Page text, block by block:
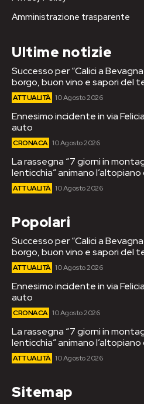
Amministrazione trasparente
Ultime notizie
Successo per “Calici a
borgo, buon vino e sapori del
ATTUALITÀ 10 Agosto 2026
Ennesimo incidente in via
auto
CRONACA 10 Agosto 2026
La rassegna “7 giorni in
lenticchia” animano
ATTUALITÀ 10 Agosto 2026
Popolari
Successo per “Calici a
borgo, buon vino e sapori del
ATTUALITÀ 10 Agosto 2026
Ennesimo incidente in via
auto
CRONACA 10 Agosto 2026
La rassegna “7 giorni in
lenticchia” animano
ATTUALITÀ 10 Agosto 2026
Sitemap